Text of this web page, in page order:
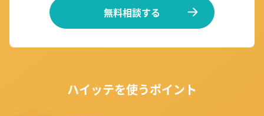
無料相談する
ハイッテを使うポイント